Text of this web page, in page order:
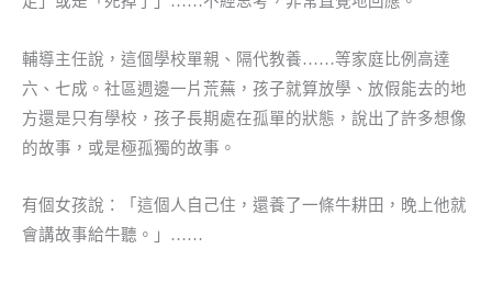
輔導主任說，這個學校單親、隔代教養……等家庭比例高達
六、七成。社區週邊一片荒蕪，孩子就算放學、放假能去的地
方還是只有學校，孩子長期處在孤單的狀態，說出了許多想像
的故事，或是極孤獨的故事。
有個女孩說：「這個人自己住，還養了一條牛耕田，晚上他就
會講故事給牛聽。」……